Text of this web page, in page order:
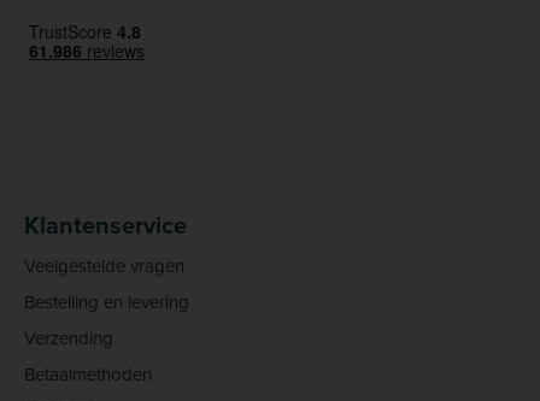
Klantenservice
Veelgestelde vragen
Bestelling en levering
Verzending
Betaalmethoden